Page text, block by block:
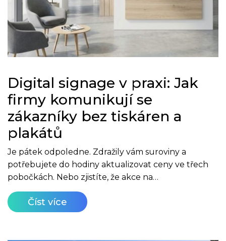
Digital signage v praxi: Jak
firmy komunikují se
zákazníky bez tiskáren a
plakátů
Je pátek odpoledne. Zdražily vám suroviny a
potřebujete do hodiny aktualizovat ceny ve třech
pobočkách. Nebo zjistíte, že akce na…
Číst více